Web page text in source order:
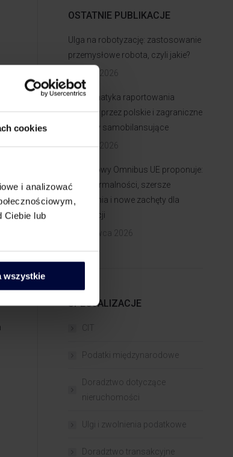
cookies
i analizować
Ciebie lub
wszystkie
OSTATNIE PUBLIKACJE
Ulga na robotyzację: zastosowanie
przemysłowe robota, czyli jakie?
17 lipca 2026
Problematyka raportowania
JPK_CIT przez polskie i zagraniczne
oddziały samobilansujące
14 lipca 2026
Podatkowy Omnibus UE proponuje:
mniej formalności, szersze
zwolnienia i nowe zachęty dla
inwestycji
29 czerwca 2026
SPECJALIZACJE
Podatki międzynarodowe
Doradztwo dotyczące
nieruchomości
Ulgi i zwolnienia podatkowe
Doradztwo transakcyjne